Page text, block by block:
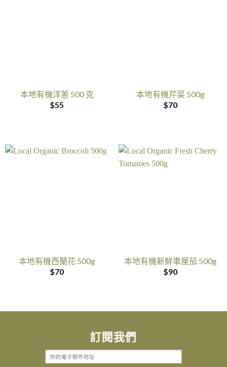
本地有機洋蔥 500 克
$55
本地有機芹菜 500g
$70
本地有機西蘭花 500g
$70
本地有機新鮮車厘茄 500g
$90
訂閱我們